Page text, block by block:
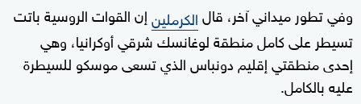
وفي تطور ميداني آخر، قالالكرملينإن القوات الروسية باتت
تسيطر على كامل منطقة لوغانسك شرقي أوكرانيا، وهي
إحدى منطقتي إقليم دونباس الذي تسعى موسكو للسيطرة
عليه بالكامل.